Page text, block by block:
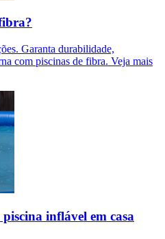
Garanta durabilidade,
com piscinas de fibra. Veja mais
inflável em casa